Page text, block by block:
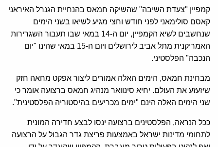
קמפיין "צעדת השיבה" שהשיקה חמאס בהנחיית הגנרל האיראני
קאסם סולימאני לפני חודש וחצי מגיע לשיאו בשני הימים
שנחשבים לשיא הקמפיין, יום ה-14 במאי שבו תעבור השגרירות
האמריקנית מתל אביב לירושלים ויום ה-15 במאי שהינו "יום
הנכבה" הפלסטיני.
מבחינת חמאס, הימים האלה אמורים ליצור אפקט מחאה חזק
שיזעזע את העולם. יחיא סינוואר מנהיג חמאס ברצועה אומר כי
שני הימים האלה הינם "ימים מכריעים בהיסטוריה הפלסטינית".
ככל הנראה, הפלסטינים ברצועה ינסו לבצע חדירה המונית
לתחומי מדינות ישראל באמצעות פריצת גדר הגבול על הרצועה